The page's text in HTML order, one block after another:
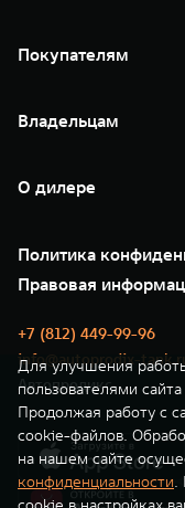
TANK 400
TANK 500
Покупателям
Тест-драйв
TANK Финансы
Корпоративным
Зарядные станции
Владельцам
Помощь на дороге
Новые цифровые
Сервис
Нулевое ТО
Моторные масла
О дилере
35 лет GWM
GWM ТЕХ ДЕНЬ
Новости
Политика
Правовая
+7 (812) 449-99-96
info@autoprodix-
Автопродикс
Для улучшения
пользователями
Продолжая работу с
cookie-файлов.
на нашем сайте
конфиденциальности.